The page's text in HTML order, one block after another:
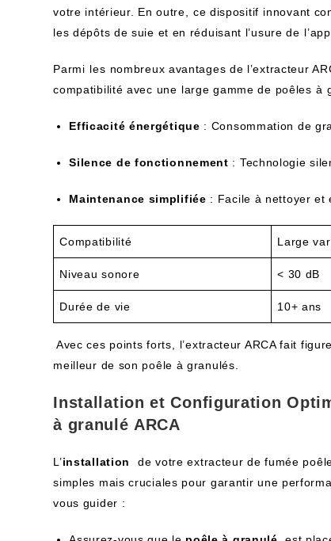
votre intérieur. En outre,⁣ ce dispositif⁢ innovant
les dépôts de suie et en réduisant l’usure de
Parmi ⁢les⁢ nombreux avantages de l’extracteur
compatibilité‌ avec une ⁢large gamme de poêles ⁣à
Efficacité énergétique : ‌Consommation de
Silence de fonctionnement : Technologie
Maintenance simplifiée :‌ Facile à nettoyer et
Compatibilité Large
Niveau‌ sonore < 30 dB
Durée de vie 10+ ans
Avec ces points forts, ⁤l’extracteur ARCA fait
meilleur de son poêle à granulés.
Installation et Configuration
à granulé ⁣ARCA
L’installation
de votre extracteur de fumée
simples mais cruciales pour garantir une
vous guider :